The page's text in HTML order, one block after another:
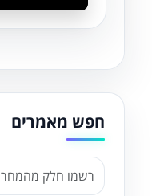
חפש מאמרים